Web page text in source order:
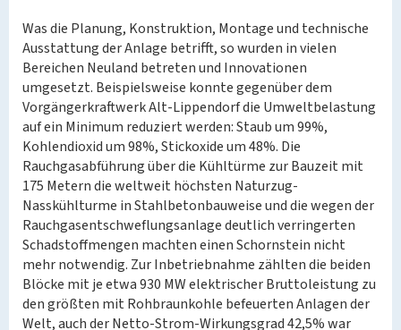
Was die Planung, Konstruktion, Montage und technische
Ausstattung der Anlage betrifft, so wurden in vielen
Bereichen Neuland betreten und Innovationen
umgesetzt. Beispielsweise konnte gegenüber dem
Vorgängerkraftwerk Alt-Lippendorf die Umweltbelastung
auf ein Minimum reduziert werden: Staub um 99%,
Kohlendioxid um 98%, Stickoxide um 48%. Die
Rauchgasabführung über die Kühltürme zur Bauzeit mit
175 Metern die weltweit höchsten Naturzug-
Nasskühlturme in Stahlbetonbauweise und die wegen der
Rauchgasentschweflungsanlage deutlich verringerten
Schadstoffmengen machten einen Schornstein nicht
mehr notwendig. Zur Inbetriebnahme zählten die beiden
Blöcke mit je etwa 930 MW elektrischer Bruttoleistung zu
den größten mit Rohbraunkohle befeuerten Anlagen der
Welt, auch der Netto-Strom-Wirkungsgrad 42,5% war